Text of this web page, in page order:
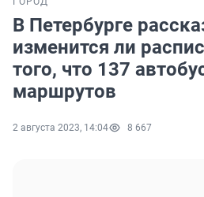
В Петербурге
изменится ли
того, что 137
маршрутов
2 августа 2023, 14:04 8 667